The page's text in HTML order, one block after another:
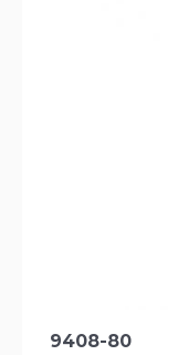
9408-80